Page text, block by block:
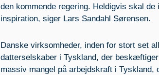
den kommende regering. Heldigvis skal
inspiration, siger Lars Sandahl Sørensen.
Danske virksomheder, inden for stort set
datterselskaber i Tyskland, der
massiv mangel på arbejdskraft i